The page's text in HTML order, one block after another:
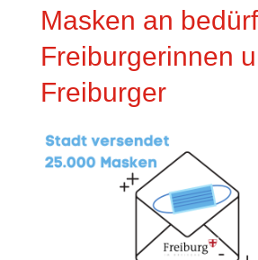
Masken an
Freiburgerinnen
Freiburger